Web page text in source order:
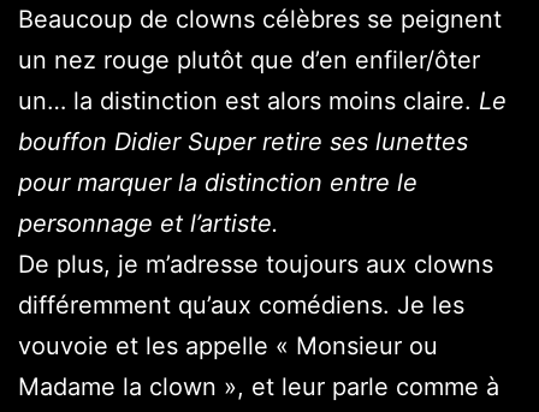
Beaucoup de clowns célèbres se peignent
un nez rouge plutôt que d’en enfiler/ôter
un… la distinction est alors moins claire. Le
bouffon Didier Super retire ses lunettes
pour marquer la distinction entre le
personnage et l’artiste.
De plus, je m’adresse toujours aux clowns
différemment qu’aux comédiens. Je les
vouvoie et les appelle « Monsieur ou
Madame la clown », et leur parle comme à